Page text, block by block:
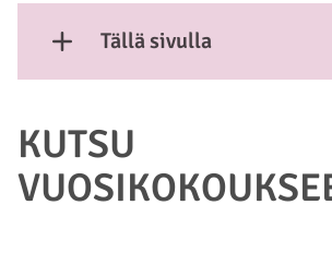
Tällä sivulla
Näytä sisältö
KUTSU